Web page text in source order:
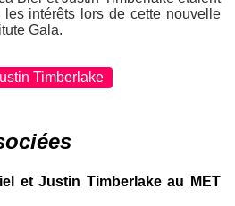
intérêts lors de cette nouvelle
Gala.
Timberlake
et Justin Timberlake au MET